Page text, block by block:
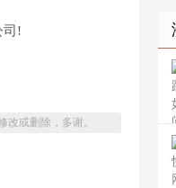
司!
或删除，多谢。